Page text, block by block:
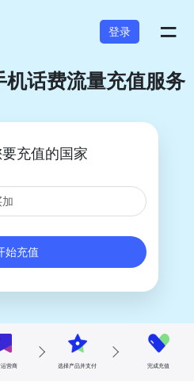
登录 =
话费流量充值服务
充值的国家
始充值
营商 选择产品并支付 完成充值